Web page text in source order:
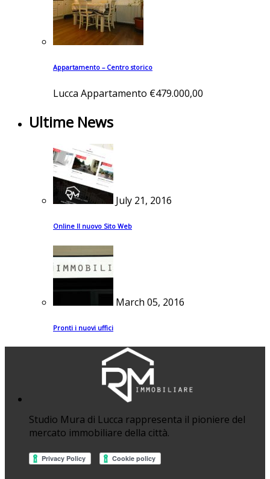
Appartamento – Centro storico
Lucca Appartamento €479.000,00
Ultime News
July 21, 2016
Online Il nuovo Sito Web
March 05, 2016
Pronti i nuovi uffici
Studio Mura di Lucca rappresenta il pioniere del
mercato immobiliare della città.